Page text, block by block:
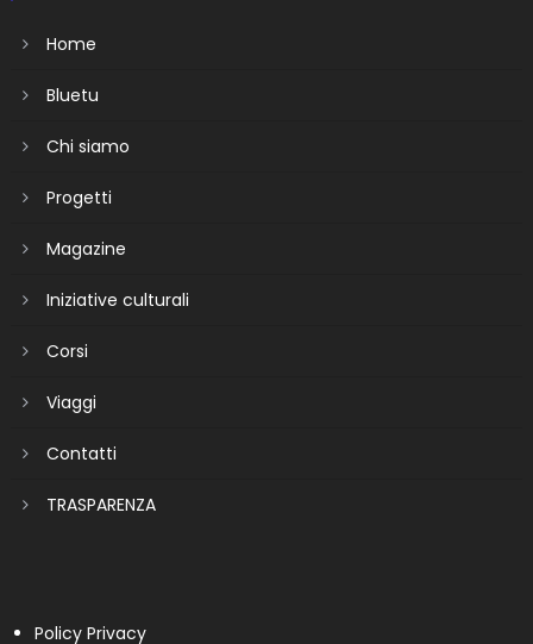
Home
Bluetu
Chi siamo
Progetti
Magazine
Iniziative culturali
Corsi
Viaggi
Contatti
TRASPARENZA
Policy Privacy